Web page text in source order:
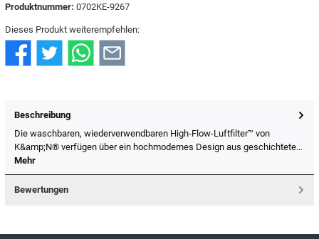
Produktnummer: 0702KE-9267
Dieses Produkt weiterempfehlen:
Beschreibung
Die waschbaren, wiederverwendbaren High-Flow-Luftfilter™ von
K&amp;N® verfügen über ein hochmodernes Design aus geschichtete…
Mehr
Bewertungen